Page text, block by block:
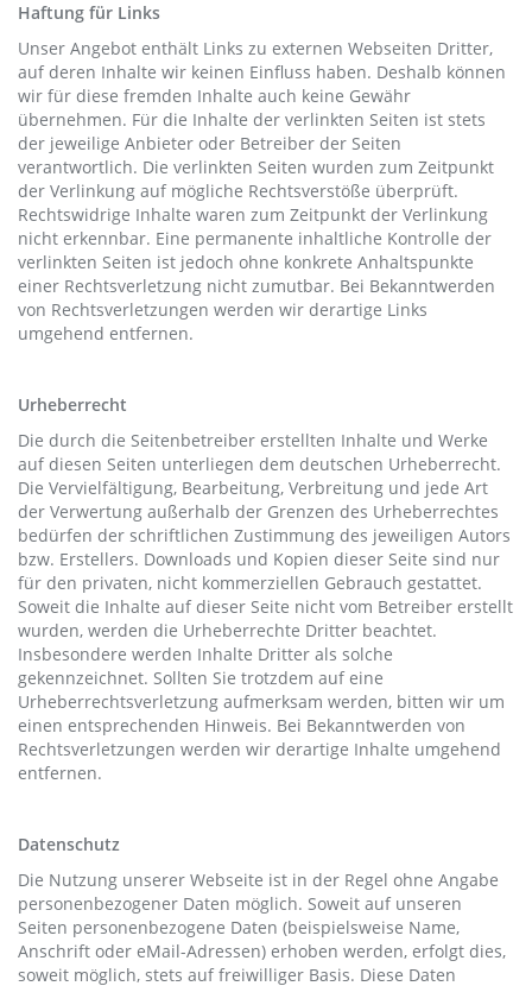
Haftung für Links
Unser Angebot enthält Links zu externen Webseiten Dritter,
auf deren Inhalte wir keinen Einfluss haben. Deshalb können
wir für diese fremden Inhalte auch keine Gewähr
übernehmen. Für die Inhalte der verlinkten Seiten ist stets
der jeweilige Anbieter oder Betreiber der Seiten
verantwortlich. Die verlinkten Seiten wurden zum Zeitpunkt
der Verlinkung auf mögliche Rechtsverstöße überprüft.
Rechtswidrige Inhalte waren zum Zeitpunkt der Verlinkung
nicht erkennbar. Eine permanente inhaltliche Kontrolle der
verlinkten Seiten ist jedoch ohne konkrete Anhaltspunkte
einer Rechtsverletzung nicht zumutbar. Bei Bekanntwerden
von Rechtsverletzungen werden wir derartige Links
umgehend entfernen.
Urheberrecht
Die durch die Seitenbetreiber erstellten Inhalte und Werke
auf diesen Seiten unterliegen dem deutschen Urheberrecht.
Die Vervielfältigung, Bearbeitung, Verbreitung und jede Art
der Verwertung außerhalb der Grenzen des Urheberrechtes
bedürfen der schriftlichen Zustimmung des jeweiligen Autors
bzw. Erstellers. Downloads und Kopien dieser Seite sind nur
für den privaten, nicht kommerziellen Gebrauch gestattet.
Soweit die Inhalte auf dieser Seite nicht vom Betreiber erstellt
wurden, werden die Urheberrechte Dritter beachtet.
Insbesondere werden Inhalte Dritter als solche
gekennzeichnet. Sollten Sie trotzdem auf eine
Urheberrechtsverletzung aufmerksam werden, bitten wir um
einen entsprechenden Hinweis. Bei Bekanntwerden von
Rechtsverletzungen werden wir derartige Inhalte umgehend
entfernen.
Datenschutz
Die Nutzung unserer Webseite ist in der Regel ohne Angabe
personenbezogener Daten möglich. Soweit auf unseren
Seiten personenbezogene Daten (beispielsweise Name,
Anschrift oder eMail-Adressen) erhoben werden, erfolgt dies,
soweit möglich, stets auf freiwilliger Basis. Diese Daten